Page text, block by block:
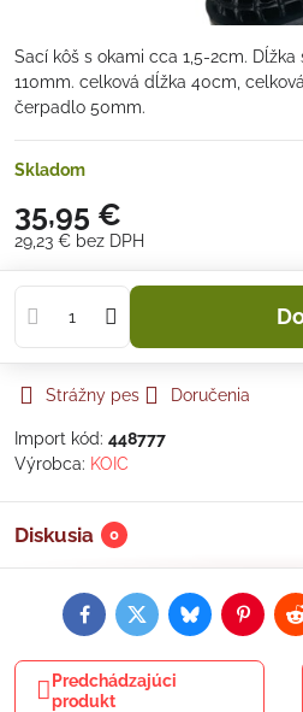
Sací kôš s okami cca 1,5-2cm.
110mm. celková dĺžka 40cm,
čerpadlo 50mm.
Skladom
35,95 €
29,23 € bez DPH
Strážny pes Doručenia
Import kód: 448777
Výrobca: KOIC
Diskusia 0
FacebookTwitterBluesky
Predchádzajúci
produkt